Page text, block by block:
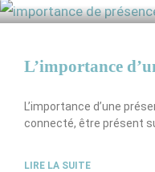
L’importance
L’importance d’une
connecté, être présent
LIRE LA SUITE